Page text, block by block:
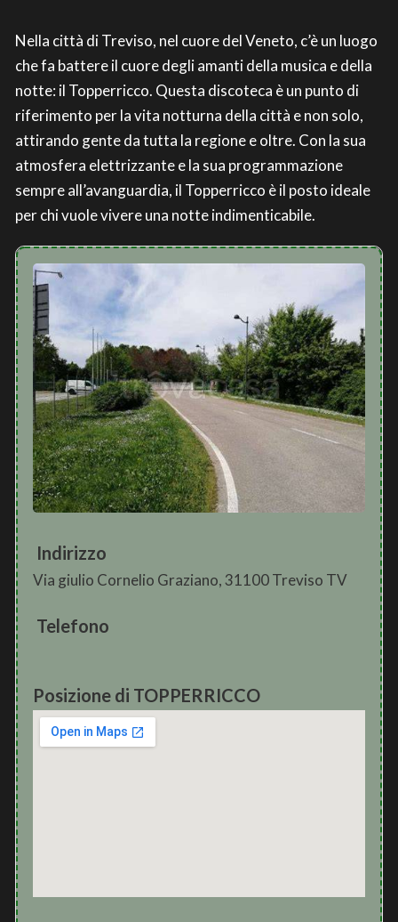
Nella città di Treviso, nel cuore del Veneto, c’è un luogo
che fa battere il cuore degli amanti della musica e della
notte: il Topperricco. Questa discoteca è un punto di
riferimento per la vita notturna della città e non solo,
attirando gente da tutta la regione e oltre. Con la sua
atmosfera elettrizzante e la sua programmazione
sempre all’avanguardia, il Topperricco è il posto ideale
per chi vuole vivere una notte indimenticabile.
Indirizzo
Via giulio Cornelio Graziano, 31100 Treviso TV
Telefono
Posizione di TOPPERRICCO